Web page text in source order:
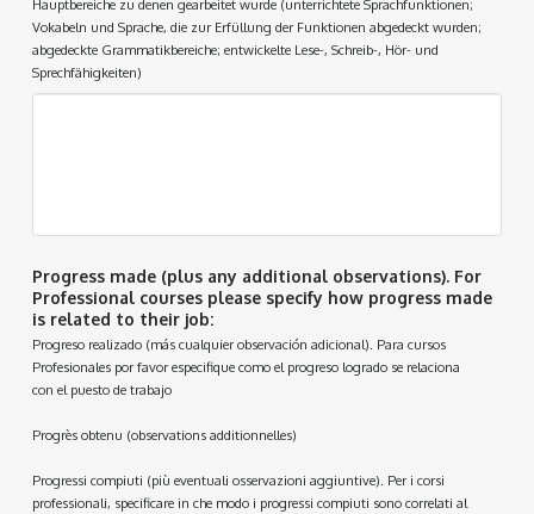
Hauptbereiche zu denen gearbeitet wurde (unterrichtete Sprachfunktionen;
Vokabeln und Sprache, die zur Erfüllung der Funktionen abgedeckt wurden;
abgedeckte Grammatikbereiche; entwickelte Lese-, Schreib-, Hör- und
Sprechfähigkeiten)
Progress made (plus any additional observations). For
Professional courses please specify how progress made
is related to their job:
Progreso realizado (más cualquier observación adicional). Para cursos
Profesionales por favor especifique como el progreso logrado se relaciona
con el puesto de trabajo
Progrès obtenu (observations additionnelles)
Progressi compiuti (più eventuali osservazioni aggiuntive). Per i corsi
professionali, specificare in che modo i progressi compiuti sono correlati al